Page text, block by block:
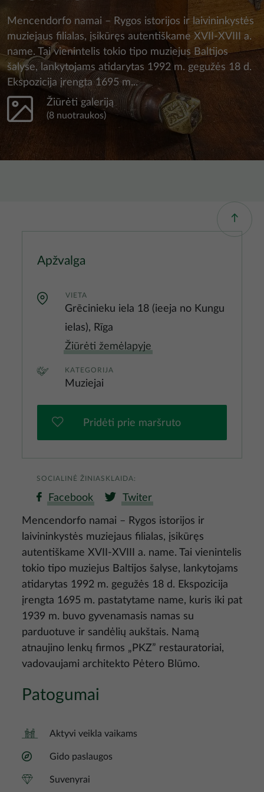
Mencendorfo namai – Rygos istorijos ir laivininkystės
muziejaus filialas, įsikūręs autentiškame XVII-XVIII a.
name. Tai vienintelis tokio tipo muziejus Baltijos
šalyse, lankytojams atidarytas 1992 m. gegužės 18 d.
Ekspozicija įrengta 1695 m...
Žiūrėti galeriją
(8 nuotraukos)
Mencendorfo namai – Rygos istorijos ir
laivininkystės muziejaus filialas, įsikūręs
autentiškame XVII-XVIII a. name. Tai vienintelis
tokio tipo muziejus Baltijos šalyse, lankytojams
atidarytas 1992 m. gegužės 18 d. Ekspozicija
įrengta 1695 m. pastatytame name, kuris iki pat
1939 m. buvo gyvenamasis namas su
parduotuve ir sandėlių aukštais. Namą
atnaujino lenkų firmos „PKZ” restauratoriai,
vadovaujami architekto Pėtero Blūmo.
Patogumai
Aktyvi veikla vaikams
Gido paslaugos
Suvenyrai
Apžvalga
VIETA
Grēcinieku iela 18 (ieeja no Kungu
ielas), Rīga
Žiūrėti žemėlapyje
KATEGORIJA
Muziejai
Pridėti prie maršruto
SOCIALINĖ ŽINIASKLAIDA:
Facebook Twiter